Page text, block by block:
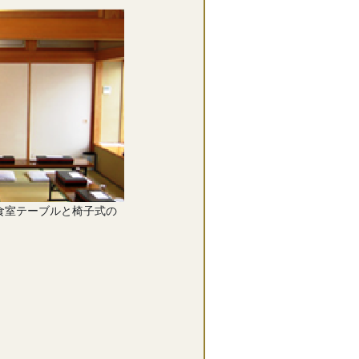
テーブルと椅子式の